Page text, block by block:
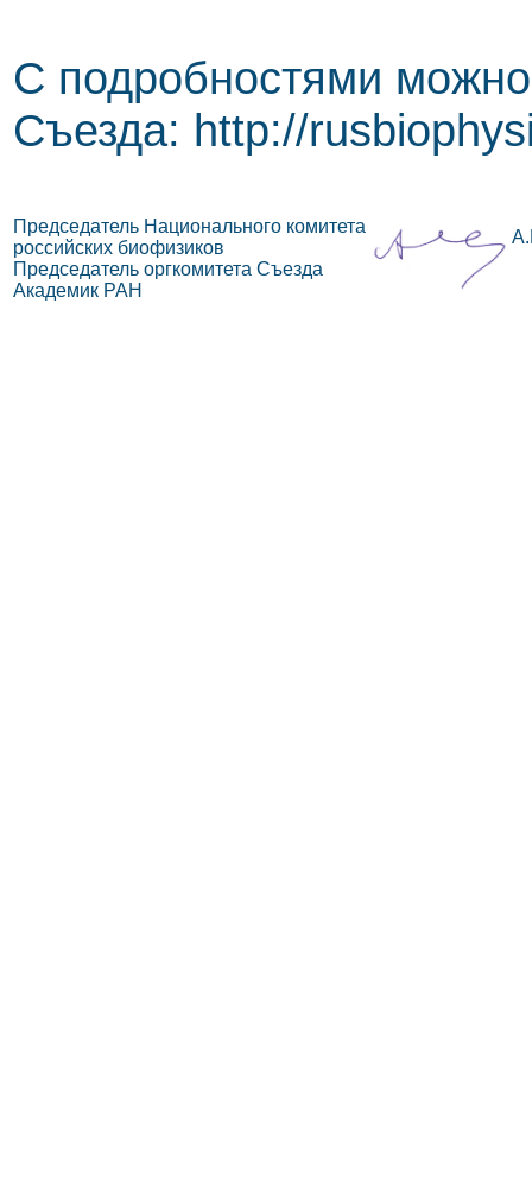
С подробностями
Съезда: http://
Председатель Национального комитета
российских биофизиков
Председатель оргкомитета Съезда
Академик РАН